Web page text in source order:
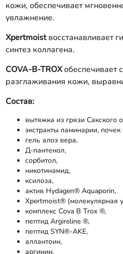
кожи, обеспечивает
увлажнение.
Xpertmoistвосстанавливает
синтез коллагена.
COVA-B-TROXобеспечивает
разглаживания кожи,
Состав:
вытяжка из грязи Сакского
экстракты ламинарии,
гель алоэ вера,
Д-пантенол,
сорбитол,
никотинамид,
ксилоза,
актив Hydagen® Aquaporin,
Xpertmoist® (молекулярная
комплекс Cova B Trox ®,
пептид Argireline ®,
пептид SYN®-AKE,
аллантоин,
аргинин,